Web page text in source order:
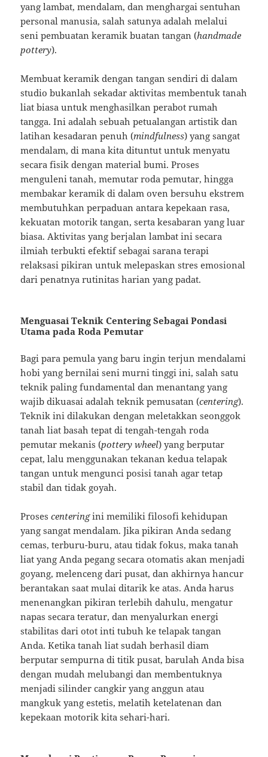
yang lambat, mendalam, dan menghargai sentuhan
personal manusia, salah satunya adalah melalui
seni pembuatan keramik buatan tangan (handmade
pottery).
Membuat keramik dengan tangan sendiri di dalam
studio bukanlah sekadar aktivitas membentuk tanah
liat biasa untuk menghasilkan perabot rumah
tangga. Ini adalah sebuah petualangan artistik dan
latihan kesadaran penuh (mindfulness) yang sangat
mendalam, di mana kita dituntut untuk menyatu
secara fisik dengan material bumi. Proses
menguleni tanah, memutar roda pemutar, hingga
membakar keramik di dalam oven bersuhu ekstrem
membutuhkan perpaduan antara kepekaan rasa,
kekuatan motorik tangan, serta kesabaran yang luar
biasa. Aktivitas yang berjalan lambat ini secara
ilmiah terbukti efektif sebagai sarana terapi
relaksasi pikiran untuk melepaskan stres emosional
dari penatnya rutinitas harian yang padat.
Menguasai Teknik Centering Sebagai Pondasi
Utama pada Roda Pemutar
Bagi para pemula yang baru ingin terjun mendalami
hobi yang bernilai seni murni tinggi ini, salah satu
teknik paling fundamental dan menantang yang
wajib dikuasai adalah teknik pemusatan (centering).
Teknik ini dilakukan dengan meletakkan seonggok
tanah liat basah tepat di tengah-tengah roda
pemutar mekanis (pottery wheel) yang berputar
cepat, lalu menggunakan tekanan kedua telapak
tangan untuk mengunci posisi tanah agar tetap
stabil dan tidak goyah.
Prosescenteringini memiliki filosofi kehidupan
yang sangat mendalam. Jika pikiran Anda sedang
cemas, terburu-buru, atau tidak fokus, maka tanah
liat yang Anda pegang secara otomatis akan menjadi
goyang, melenceng dari pusat, dan akhirnya hancur
berantakan saat mulai ditarik ke atas. Anda harus
menenangkan pikiran terlebih dahulu, mengatur
napas secara teratur, dan menyalurkan energi
stabilitas dari otot inti tubuh ke telapak tangan
Anda. Ketika tanah liat sudah berhasil diam
berputar sempurna di titik pusat, barulah Anda bisa
dengan mudah melubangi dan membentuknya
menjadi silinder cangkir yang anggun atau
mangkuk yang estetis, melatih ketelatenan dan
kepekaan motorik kita sehari-hari.